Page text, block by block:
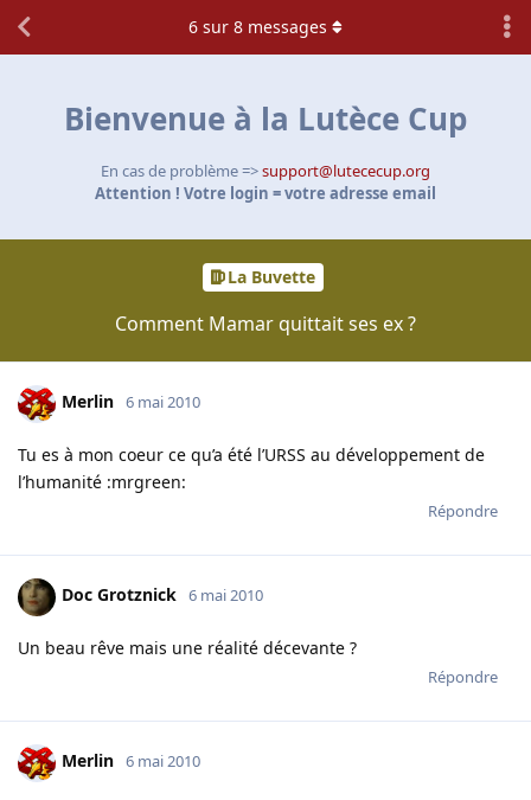
Bienvenue à la Lutèce Cup
En cas de problème =>support@lutececup.org
Attention ! Votre login = votre adresse email
La Buvette
Comment Mamar quittait ses ex ?
6 sur 8 messages
Merlin 6 mai 2010
Tu es à mon coeur ce qu’a été l’URSS au développement de
l’humanité :mrgreen:
Répondre
Doc Grotznick 6 mai 2010
Un beau rêve mais une réalité décevante ?
Répondre
Merlin 6 mai 2010